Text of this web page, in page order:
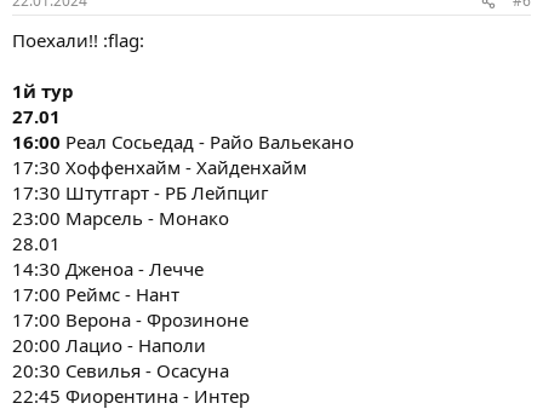
Поехали!! :flag:
1й тур
27.01
16:00 Реал Сосьедад - Райо Вальекано
17:30 Хоффенхайм - Хайденхайм
17:30 Штутгарт - РБ Лейпциг
23:00 Марсель - Монако
28.01
14:30 Дженоа - Лечче
17:00 Реймс - Нант
17:00 Верона - Фрозиноне
20:00 Лацио - Наполи
20:30 Севилья - Осасуна
22:45 Фиорентина - Интер